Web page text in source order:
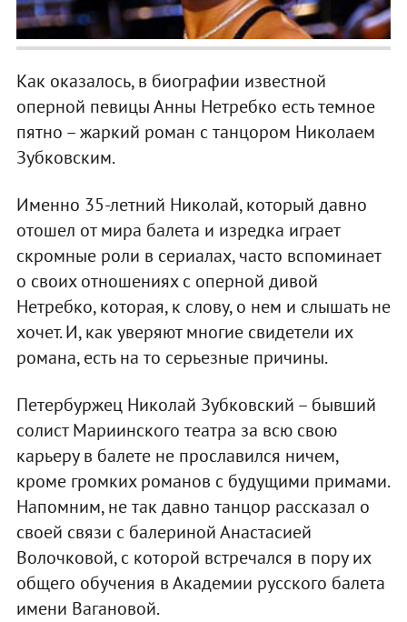
Как оказалось, в биографии известной
оперной певицы Анны Нетребко есть темное
пятно – жаркий роман с танцором Николаем
Зубковским.
Именно 35-летний Николай, который давно
отошел от мира балета и изредка играет
скромные роли в сериалах, часто вспоминает
о своих отношениях с оперной дивой
Нетребко, которая, к слову, о нем и слышать не
хочет. И, как уверяют многие свидетели их
романа, есть на то серьезные причины.
Петербуржец Николай Зубковский – бывший
солист Мариинского театра за всю свою
карьеру в балете не прославился ничем,
кроме громких романов с будущими примами.
Напомним, не так давно танцор рассказал о
своей связи с балериной Анастасией
Волочковой, с которой встречался в пору их
общего обучения в Академии русского балета
имени Вагановой.